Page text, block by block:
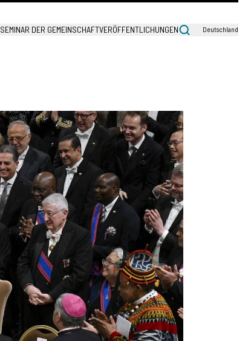
SEMINAR DER GEMEINSCHAFTVERÖFFENTLICHUNGEN Deutschland